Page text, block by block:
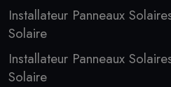
Installateur Panneaux
Solaire
Installateur Panneaux
Solaire